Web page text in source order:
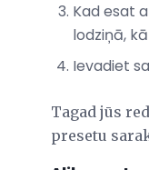
Kad esat
lodziņā,
Ievadiet
Tagad jūs
presetu